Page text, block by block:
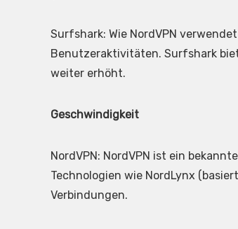
Surfshark: Wie NordVPN
Benutzeraktivitäten. Surfshark
weiter erhöht.
Geschwindigkeit
NordVPN: NordVPN ist ein
Technologien wie NordLynx
Verbindungen.